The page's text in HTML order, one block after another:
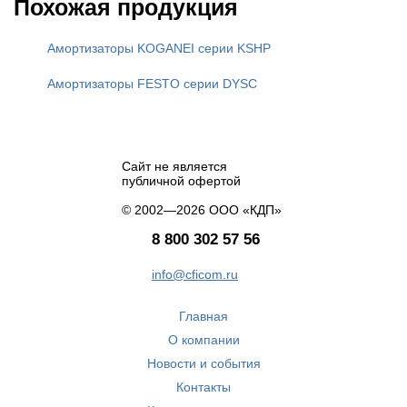
Похожая продукция
Амортизаторы KOGANEI серии KSHP
Амортизаторы FESTO серии DYSC
Сайт не является
публичной офертой
© 2002—2026 ООО «КДП»
8 800 302 57 56
info@cficom.ru
Главная
О компании
Новости и события
Контакты